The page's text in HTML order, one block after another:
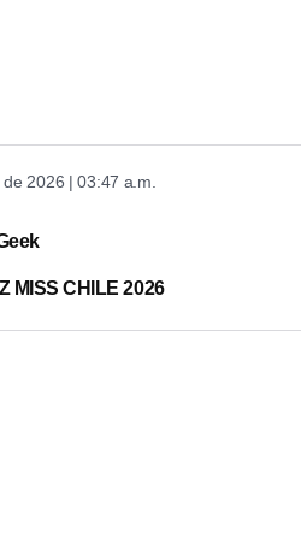
2026 | 03:47 a.m.
MISS CHILE 2026